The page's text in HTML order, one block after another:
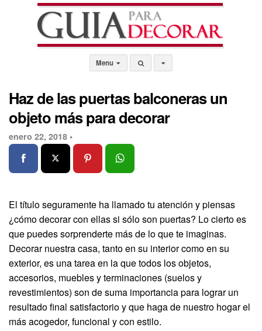
Menu
Haz de las puertas balconeras un
objeto más para decorar
enero 22, 2018 •
El título seguramente ha llamado tu atención y piensas
¿cómo decorar con ellas si sólo son puertas? Lo cierto es
que puedes sorprenderte más de lo que te imaginas.
Decorar nuestra casa, tanto en su interior como en su
exterior, es una tarea en la que todos los objetos,
accesorios, muebles y terminaciones (suelos y
revestimientos) son de suma importancia para lograr un
resultado final satisfactorio y que haga de nuestro hogar el
más acogedor, funcional y con estilo.